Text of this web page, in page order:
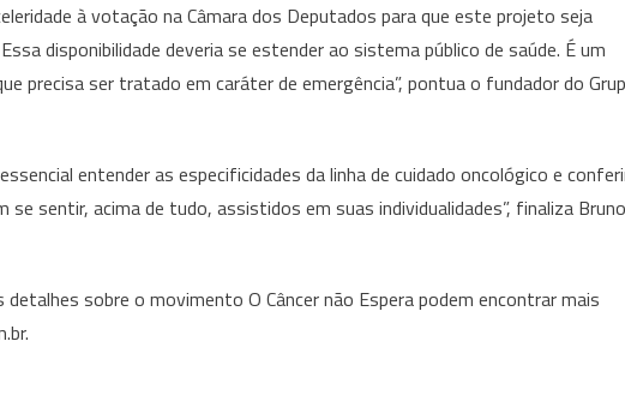
à votação na Câmara dos Deputados para que este projeto seja
disponibilidade deveria se estender ao sistema público de saúde. É um
precisa ser tratado em caráter de emergência”, pontua o fundador do
entender as especificidades da linha de cuidado oncológico e
se sentir, acima de tudo, assistidos em suas individualidades”, finaliza Bruno
sobre o movimento O Câncer não Espera podem encontrar mais